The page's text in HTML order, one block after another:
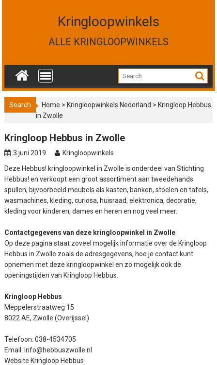
n
Kringloopwinkels
ALLE KRINGLOOPWINKELS
Search Home >Kringloopwinkels Nederland >Kringloop Hebbus
in Zwolle
Kringloop Hebbus in Zwolle
3 juni 2019
Kringloopwinkels
Deze Hebbus! kringloopwinkel in Zwolle is onderdeel van Stichting
Hebbus! en verkoopt een groot assortiment aan tweedehands
spullen, bijvoorbeeld meubels als kasten, banken, stoelen en tafels,
wasmachines, kleding, curiosa, huisraad, elektronica, decoratie,
kleding voor kinderen, dames en heren en nog veel meer.
Contactgegevens van deze kringloopwinkel in Zwolle
Op deze pagina staat zoveel mogelijk informatie over de Kringloop
Hebbus in Zwolle zoals de adresgegevens, hoe je contact kunt
opnemen met deze kringloopwinkel en zo mogelijk ook de
openingstijden van Kringloop Hebbus.
Kringloop Hebbus
Meppelerstraatweg 15
8022 AE, Zwolle (Overijssel)
Telefoon: 038-4534705
Email: info@hebbuszwolle.nl
Website Kringloop Hebbus